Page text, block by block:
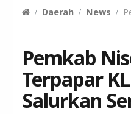
Daerah News
Pemkab
Terpapar
Salurkan